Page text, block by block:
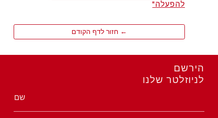
להפעלה"
← חזור לדף הקודם
הירשם
לניוזלטר שלנו
שם